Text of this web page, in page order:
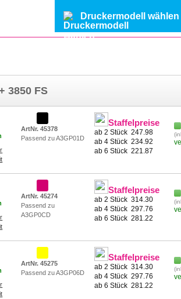
Druckermodell wählen
3850 FS
ArtNr. 45378
Passend zu A3GP01D
Staffelpreise
ab 2 Stück247.98
ab 4 Stück234.92
ab 6 Stück221.87
ArtNr. 45274
Passend zu
A3GP0CD
Staffelpreise
ab 2 Stück314.30
ab 4 Stück297.76
ab 6 Stück281.22
ArtNr. 45275
Passend zu A3GP06D
Staffelpreise
ab 2 Stück314.30
ab 4 Stück297.76
ab 6 Stück281.22